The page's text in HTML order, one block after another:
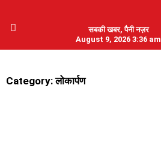
सबकी खबर, पैनी नज़र
August 9, 2026 3:36 am
Category: लोकार्पण